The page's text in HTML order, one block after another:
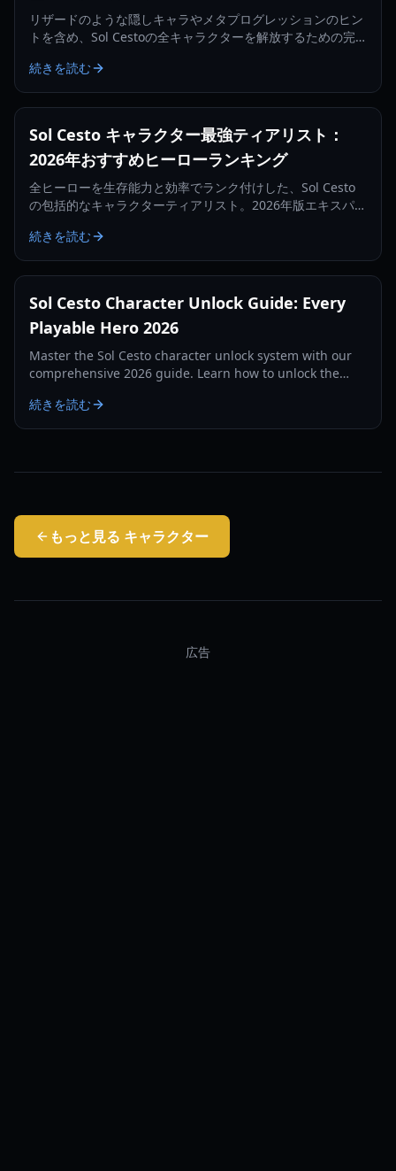
リザードのような隠しキャラやメタプログレッションのヒン
トを含め、Sol Cestoの全キャラクターを解放するための完
続きを読む
Sol Cesto キャラクター最強ティアリスト：
2026年おすすめヒーローランキング
全ヒーローを生存能力と効率でランク付けした、Sol Cesto
の包括的なキャラクターティアリスト。2026年版エキスパー
続きを読む
Sol Cesto Character Unlock Guide: Every
Playable Hero 2026
Master the Sol Cesto character unlock system with our
comprehensive 2026 guide. Learn how to unlock the
続きを読む
もっと見る キャラクター
広告